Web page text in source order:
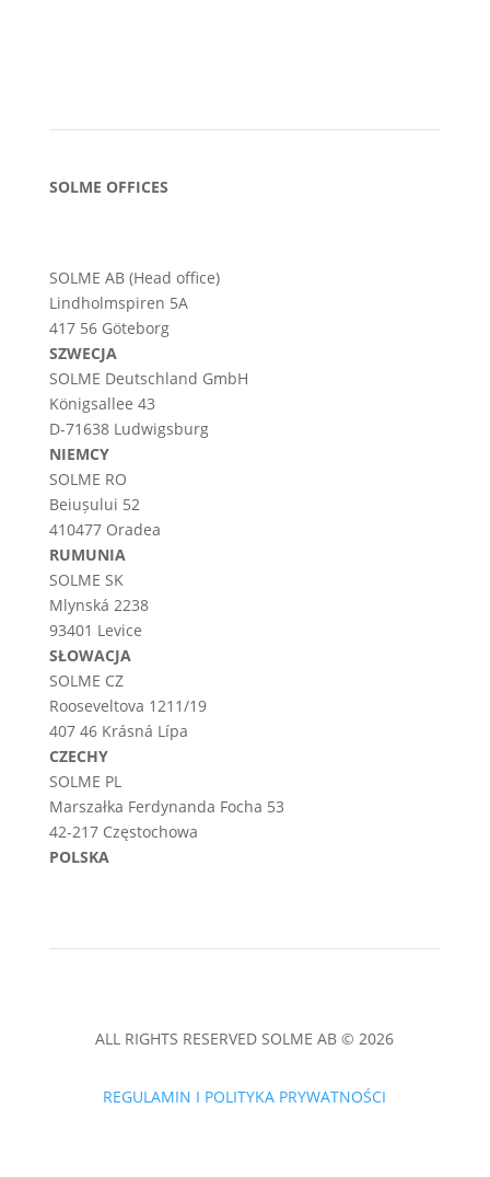
SOLME OFFICES
SOLME AB (Head office)
Lindholmspiren 5A
417 56 Göteborg
SZWECJA
SOLME Deutschland GmbH
Königsallee 43
D-71638 Ludwigsburg
NIEMCY
SOLME RO
Beiușului 52
410477 Oradea
RUMUNIA
SOLME SK
Mlynská 2238
93401 Levice
SŁOWACJA
SOLME CZ
Rooseveltova 1211/19
407 46 Krásná Lípa
CZECHY
SOLME PL
Marszałka Ferdynanda Focha 53
42-217 Częstochowa
POLSKA
ALL RIGHTS RESERVED SOLME AB © 2026
REGULAMIN I POLITYKA PRYWATNOŚCI